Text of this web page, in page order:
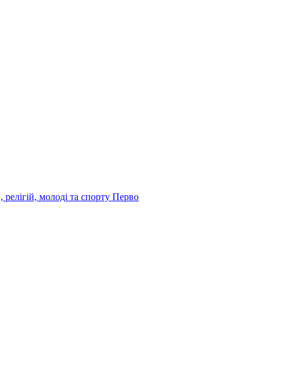
молоді та спорту Перво